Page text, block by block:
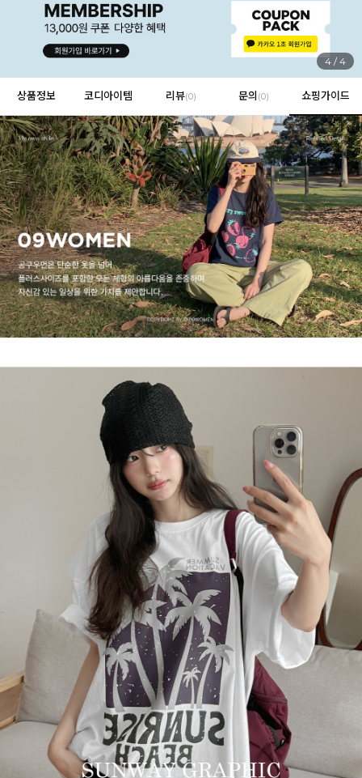
4 /4
상품정보 코디아이템 리뷰(0) 문의 (0) 쇼핑가이드